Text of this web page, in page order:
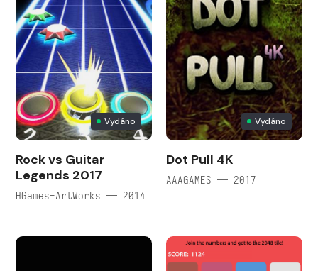
Vydáno
Rock vs Guitar
Legends 2017
HGames-ArtWorks — 2014
Vydáno
Dot Pull 4K
AAAGAMES — 2017